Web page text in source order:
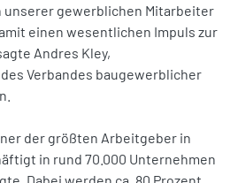
unserer gewerblichen Mitarbeiter
einen wesentlichen Impuls zur
Andres Kley,
Verbandes baugewerblicher
der größten Arbeitgeber in
in rund 70.000 Unternehmen